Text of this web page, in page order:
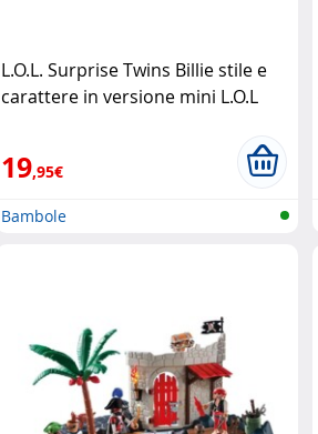
L.O.L. Surprise Twins Billie stile e
carattere in versione mini L.O.L
19,95€
Bambole